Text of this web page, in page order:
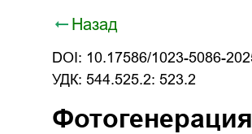
Назад
DOI: 10.17586/1023-5086-
УДК: 544.525.2: 523.2